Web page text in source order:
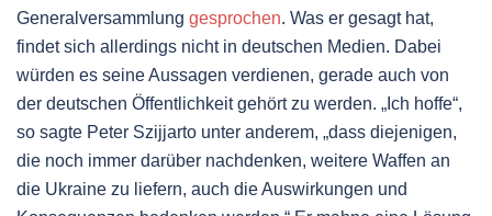
Generalversammlung gesprochen. Was er gesagt hat,
findet sich allerdings nicht in deutschen Medien. Dabei
würden es seine Aussagen verdienen, gerade auch von
der deutschen Öffentlichkeit gehört zu werden. „Ich hoffe“,
so sagte Peter Szijjarto unter anderem, „dass diejenigen,
die noch immer darüber nachdenken, weitere Waffen an
die Ukraine zu liefern, auch die Auswirkungen und